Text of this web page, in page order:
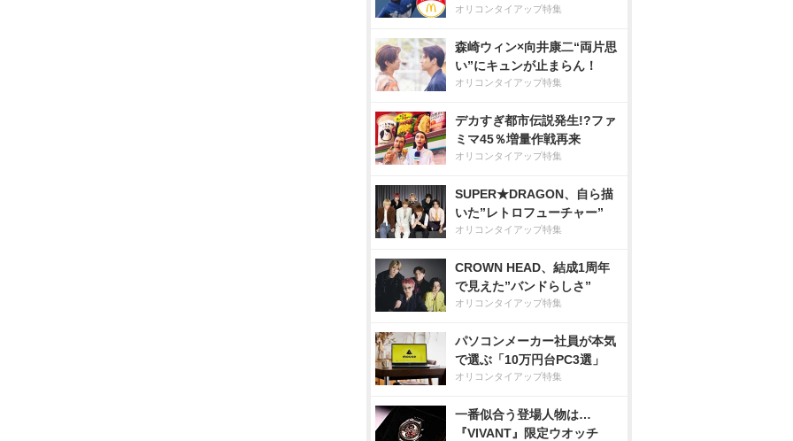
オリコンタイアップ特集
森崎ウィン×向井康二“両片思
い”にキュンが止まらん！
オリコンタイアップ特集
デカすぎ都市伝説発生!?ファ
ミマ45％増量作戦再来
オリコンタイアップ特集
SUPER★DRAGON、自ら描
いた”レトロフューチャー”
オリコンタイアップ特集
CROWN HEAD、結成1周年
で見えた”バンドらしさ”
オリコンタイアップ特集
パソコンメーカー社員が本気
で選ぶ「10万円台PC3選」
オリコンタイアップ特集
一番似合う登場人物は…
『VIVANT』限定ウオッチ